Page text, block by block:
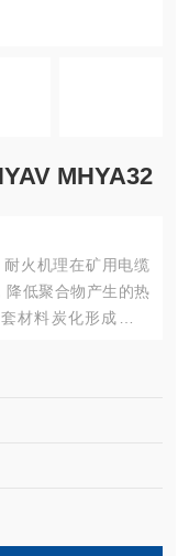
MHYA32
耐火机理在矿用电缆
降低聚合物产生的热
材料炭化形成保护
云母耐火带保护而